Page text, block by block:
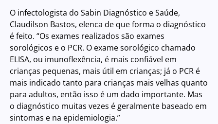
O infectologista do Sabin Diagnóstico e Saúde,
Claudilson Bastos, elenca de que forma o diagnóstico
é feito. “Os exames realizados são exames
sorológicos e o PCR. O exame sorológico chamado
ELISA, ou imunoflexência, é mais confiável em
crianças pequenas, mais útil em crianças; já o PCR é
mais indicado tanto para crianças mais velhas quanto
para adultos, então isso é um dado importante. Mas
o diagnóstico muitas vezes é geralmente baseado em
sintomas e na epidemiologia.”